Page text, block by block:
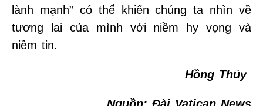
lành mạnh” có thể khiến chúng ta nhìn về
tương lai của mình với niềm hy vọng và
niềm tin.
Hồng Thủy